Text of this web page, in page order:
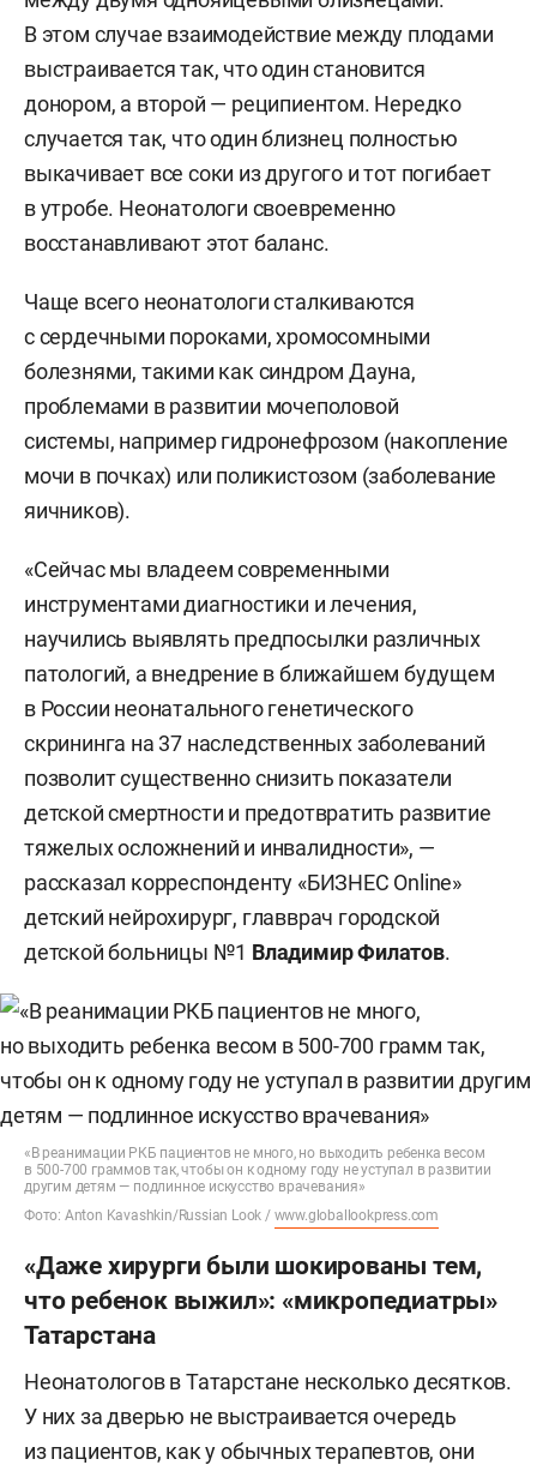
В этом случае взаимодействие между плодами
выстраивается так, что один становится
донором, а второй — реципиентом. Нередко
случается так, что один близнец полностью
выкачивает все соки из другого и тот погибает
в утробе. Неонатологи своевременно
восстанавливают этот баланс.
Чаще всего неонатологи сталкиваются
с сердечными пороками, хромосомными
болезнями, такими как синдром Дауна,
проблемами в развитии мочеполовой
системы, например гидронефрозом (накопление
мочи в почках) или поликистозом (заболевание
яичников).
«Сейчас мы владеем современными
инструментами диагностики и лечения,
научились выявлять предпосылки различных
патологий, а внедрение в ближайшем будущем
в России неонатального генетического
скрининга на 37 наследственных заболеваний
позволит существенно снизить показатели
детской смертности и предотвратить развитие
тяжелых осложнений и инвалидности», —
рассказал корреспонденту «БИЗНЕС Online»
детский нейрохирург, главврач городской
детской больницы №1 Владимир Филатов.
«В реанимации РКБ пациентов не много, но выходить ребенка весом
в 500-700 граммов так, чтобы он к одному году не уступал в развитии
другим детям — подлинное искусство врачевания»
Фото: Anton Kavashkin/Russian Look / www.globallookpress.com
«Даже хирурги были шокированы тем,
что ребенок выжил»: «микропедиатры»
Татарстана
Неонатологов в Татарстане несколько десятков.
У них за дверью не выстраивается очередь
из пациентов, как у обычных терапевтов, они